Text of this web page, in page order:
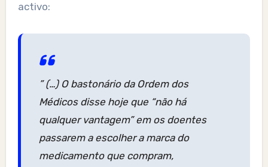
activo:
” (…) O bastonário da Ordem dos
Médicos disse hoje que “não há
qualquer vantagem” em os doentes
passarem a escolher a marca do
medicamento que compram,